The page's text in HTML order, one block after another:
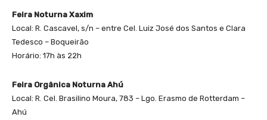
Feira Noturna Xaxim
Local: R. Cascavel, s/n – entre Cel. Luiz José dos Santos e Clara
Tedesco – Boqueirão
Horário: 17h às 22h
Feira Orgânica Noturna Ahú
Local: R. Cel. Brasilino Moura, 783 – Lgo. Erasmo de Rotterdam –
Ahú